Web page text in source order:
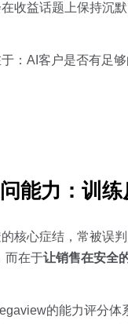
收益话题上保持沉默
：AI客户是否有足够
能力：训
核心症结，常被误
而在于让销售在安全
的能力评分体